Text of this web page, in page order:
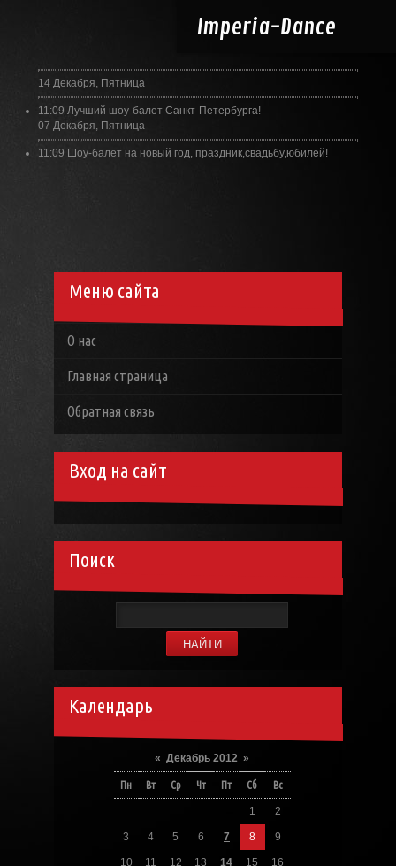
Imperia-Dance
14 Декабря, Пятница
11:09 Лучший шоу-балет Санкт-Петербурга!
07 Декабря, Пятница
11:09 Шоу-балет на новый год, праздник,свадьбу,юбилей!
Меню сайта
О нас
Главная страница
Обратная связь
Вход на сайт
Поиск
Календарь
« Декабрь 2012 »
Пн Вт Ср Чт Пт Сб Вс
1 2
3 4 5 6 7 8 9
10 11 12 13 14 15 16